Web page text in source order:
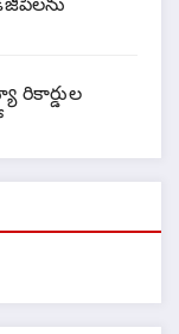
రికార్డుల